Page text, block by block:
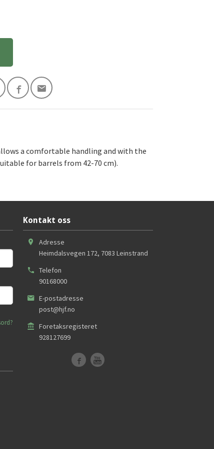
a comfortable handling and with the
for barrels from 42-70 cm).
Kontakt oss
Adresse
Heimdalsvegen 172, 7083 Leinstrand
Telefon
90168000
E-postadresse
post@hjf.no
Foretaksregisteret
928127699